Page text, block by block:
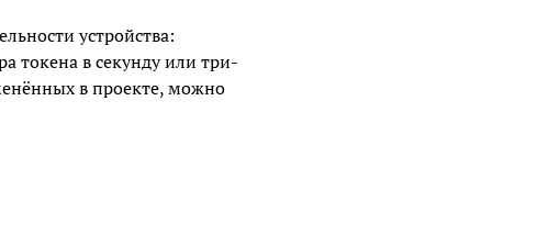
устройства:
токена в секунду или три-
в проекте, можно